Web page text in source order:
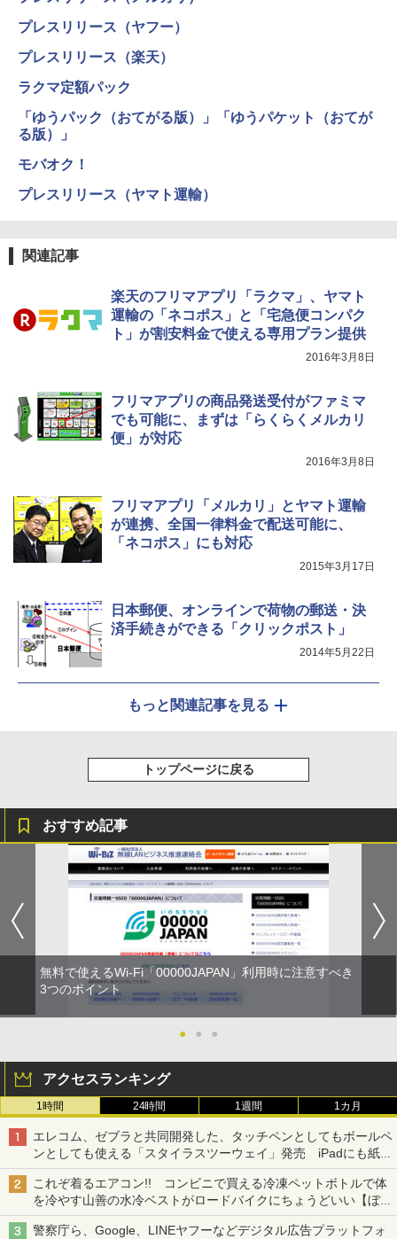
プレスリリース（ヤフー）
プレスリリース（楽天）
ラクマ定額パック
「ゆうパック（おてがる版）」「ゆうパケット（おてが
る版）」
モバオク！
プレスリリース（ヤマト運輸）
関連記事
楽天のフリマアプリ「ラクマ」、ヤマト
運輸の「ネコポス」と「宅急便コンパク
ト」が割安料金で使える専用プラン提供
2016年3月8日
フリマアプリの商品発送受付がファミマ
でも可能に、まずは「らくらくメルカリ
便」が対応
2016年3月8日
フリマアプリ「メルカリ」とヤマト運輸
が連携、全国一律料金で配送可能に、
「ネコポス」にも対応
2015年3月17日
日本郵便、オンラインで荷物の郵送・決
済手続きができる「クリックポスト」
2014年5月22日
もっと関連記事を見る
トップページに戻る
おすすめ記事
無料で使えるWi-Fi「00000JAPAN」利用時に注意すべき
3つのポイント
● ● ●
アクセスランキング
1時間 24時間 1週間 1カ月
エレコム、ゼブラと共同開発した、タッチペンとしてもボールペ
ンとしても使える「スタイラスツーウェイ」発売 iPadにも紙に
も、持ち替えずに書き込める
これぞ着るエアコン!! コンビニで買える冷凍ペットボトルで体
を冷やす山善の水冷ベストがロードバイクにちょうどいい【ぼっ
ち・ざ・ろーど！その14】【空いた時間でなにしてる？】
警察庁ら、Google、LINEヤフーなどデジタル広告プラットフォ